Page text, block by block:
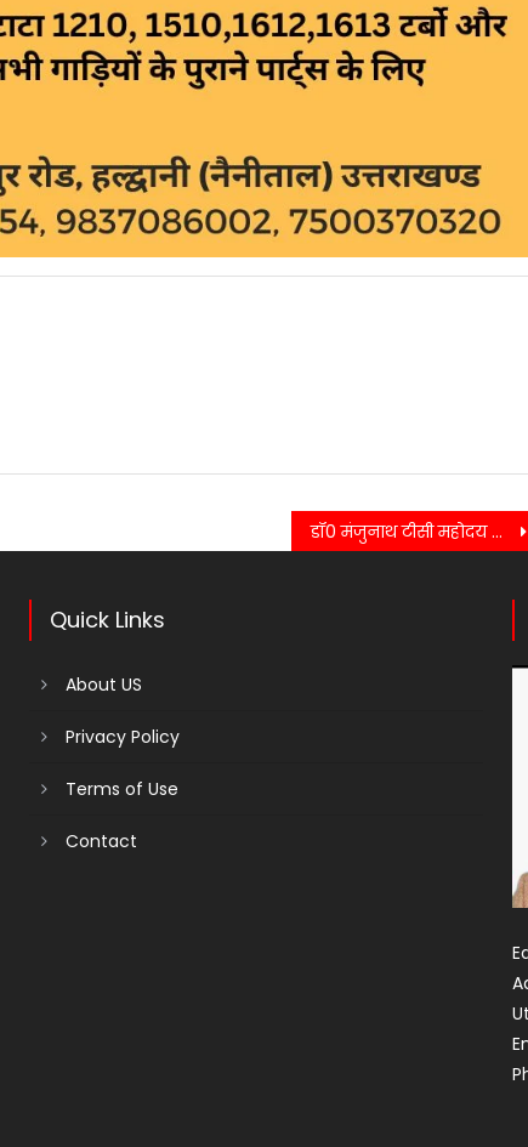
डॉ0 मंजुनाथ टीसी महोदय द्वारा थाना दिनेशपुर का किया गया वार्षिक निरीक्षण, अराजक तत्त्वों पर कार्यवाही के दिये निर्देश……
Quick Links
About US
Privacy Policy
Terms of Use
Contact